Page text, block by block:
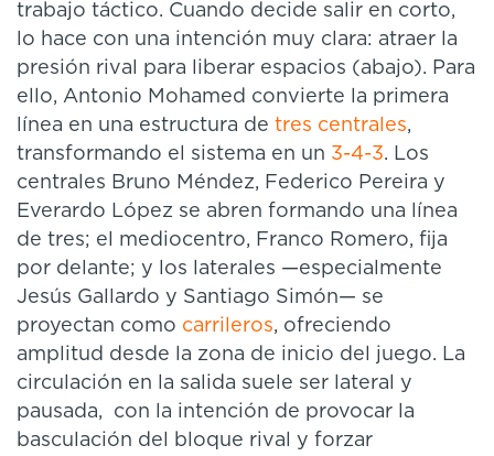
trabajo táctico. Cuando decide salir en corto,
lo hace con una intención muy clara: atraer la
presión rival para liberar espacios (abajo). Para
ello, Antonio Mohamed convierte la primera
línea en una estructura de tres centrales,
transformando el sistema en un 3-4-3. Los
centrales Bruno Méndez, Federico Pereira y
Everardo López se abren formando una línea
de tres; el mediocentro, Franco Romero, fija
por delante; y los laterales —especialmente
Jesús Gallardo y Santiago Simón— se
proyectan como carrileros, ofreciendo
amplitud desde la zona de inicio del juego. La
circulación en la salida suele ser lateral y
pausada, con la intención de provocar la
basculación del bloque rival y forzar